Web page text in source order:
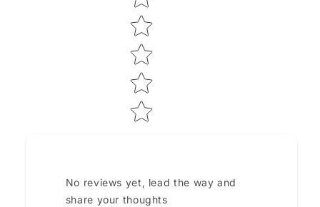
No reviews yet, lead the way and
share your thoughts